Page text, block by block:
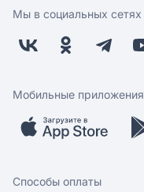
Поставщикам
Заводчикам
Обратная связь
Оплата
Бонусная программа
Скидки и акции
Мобильное приложение
Мы в социальных сетях
Мобильные приложения
Способы оплаты